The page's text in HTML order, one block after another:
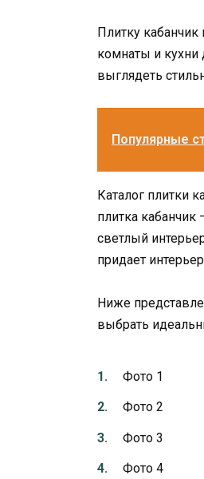
Плитку
комнаты и кухни
выглядеть
Популярные
Каталог плитки
плитка
светлый
придает
Ниже
выбрать
Фото 1
Фото 2
Фото 3
Фото 4